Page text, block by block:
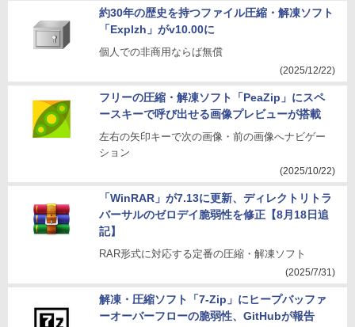
約30年の歴史を持つファイル圧縮・解凍ソフト
「Explzh」がv10.00に
個人での非商用ならば無償
(2025/12/22)
フリーの圧縮・解凍ソフト「PeaZip」にスペ
ースキーで呼び出せる画像プレビューが搭載
左右の矢印キーで次の画像・前の画像へナビゲー
ション
(2025/10/22)
「WinRAR」が7.13に更新、ディレクトリトラ
バーサルのゼロデイ脆弱性を修正【8月18日追
記】
RAR形式に対応する定番の圧縮・解凍ソフト
(2025/7/31)
解凍・圧縮ソフト「7-Zip」にヒープバッファ
ーオーバーフローの脆弱性、GitHubが報告